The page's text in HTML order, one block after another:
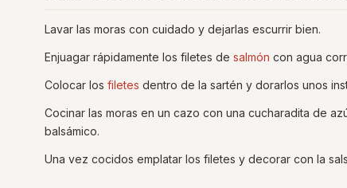
Lavar las moras con cuidado y dejarlas escurrir bien.
Enjuagar rápidamente los filetes de salmón con agua
Colocar los filetes dentro de la sartén y dorarlos unos
Cocinar las moras en un cazo con una cucharadita de
balsámico.
Una vez cocidos emplatar los filetes y decorar con la